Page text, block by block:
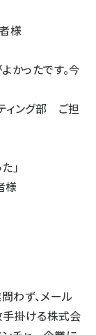
様
かったです。今
ィング部 ご担
」
様
わず、メール
手掛ける株式会